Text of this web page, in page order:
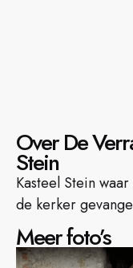
Over De
Stein
Kasteel Stein
de kerker
Meer foto’s